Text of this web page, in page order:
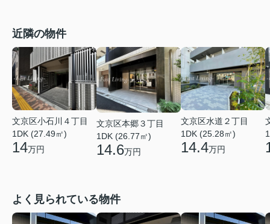
近隣の物件
文京区小石川４丁目
1DK (27.49㎡)
14万円
文京区本郷３丁目
1DK (26.77㎡)
14.6万円
文京区水道２丁目
1DK (25.28㎡)
14.4万円
よく見られている物件